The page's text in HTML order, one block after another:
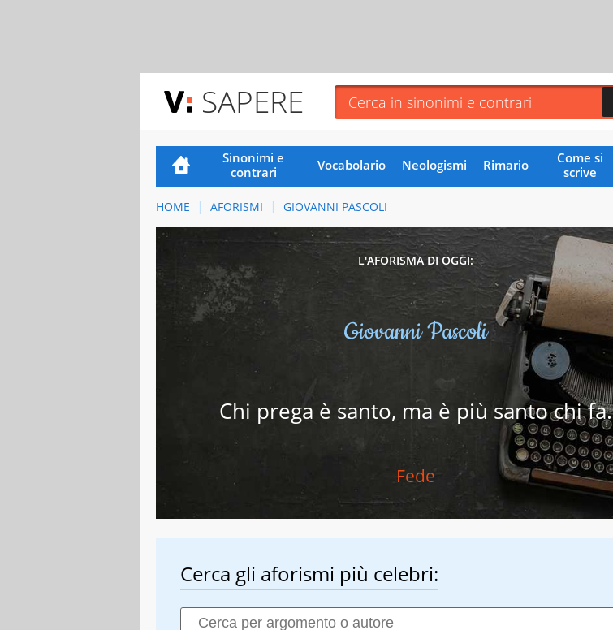
SAPERE
Sinonimi e
contrari
Vocabolario Neologismi Rimario
Come si
scrive
HOME AFORISMI GIOVANNI PASCOLI
L'AFORISMA DI OGGI:
Giovanni Pascoli
Chi prega è santo, ma è più santo chi fa.
Fede
Cerca gli aforismi più celebri: